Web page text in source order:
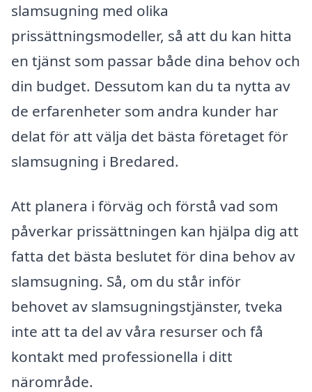
slamsugning med olika
prissättningsmodeller, så att du kan hitta
en tjänst som passar både dina behov och
din budget. Dessutom kan du ta nytta av
de erfarenheter som andra kunder har
delat för att välja det bästa företaget för
slamsugning i Bredared.
Att planera i förväg och förstå vad som
påverkar prissättningen kan hjälpa dig att
fatta det bästa beslutet för dina behov av
slamsugning. Så, om du står inför
behovet av slamsugningstjänster, tveka
inte att ta del av våra resurser och få
kontakt med professionella i ditt
närområde.